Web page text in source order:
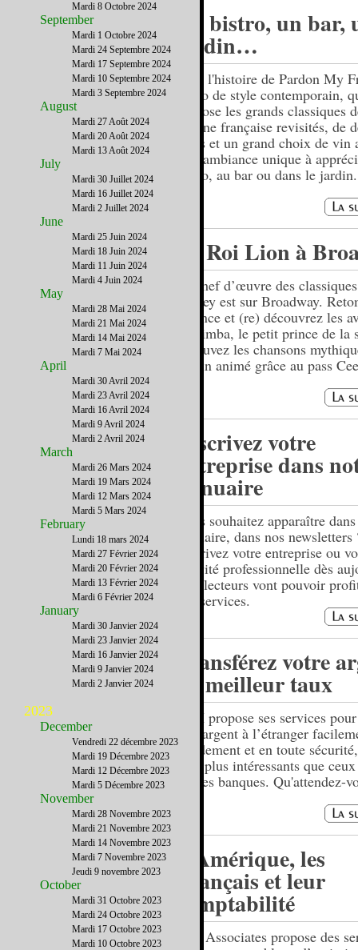
Un bistro, un bar,
jardin…
C'est l'histoire de Pardon My
bistro de style contemporain,
propose les grands classiques
cuisine française revisités, de
tapas et un grand choix de vin
Une ambiance unique à
bistro, au bar ou dans le jardin.
Le Roi Lion à
Le chef d’œuvre des
Disney est sur Broadway.
enfance et (re) découvrez les
de Simba, le petit prince de la
retrouvez les chansons
dessin animé grâce au pass
Inscrivez votre
entreprise dans
annuaire
Vous souhaitez apparaître
annuaire, dans nos newsletters
Inscrivez votre entreprise ou
activité professionnelle dès
Nos lecteurs vont pouvoir
vos services.
Transférez votre
au meilleur taux
OFX propose ses services
de l’argent à l’étranger
rapidement et en toute
taux plus intéressants que
par les banques. Qu'attendez-
L’Amérique, les
Français et leur
comptabilité
Jade Associates propose des
Mardi 8 Octobre 2024
September
Mardi 1 Octobre 2024
Mardi 24 Septembre 2024
Mardi 17 Septembre 2024
Mardi 10 Septembre 2024
Mardi 3 Septembre 2024
August
Mardi 27 Août 2024
Mardi 20 Août 2024
Mardi 13 Août 2024
July
Mardi 30 Juillet 2024
Mardi 16 Juillet 2024
Mardi 2 Juillet 2024
June
Mardi 25 Juin 2024
Mardi 18 Juin 2024
Mardi 11 Juin 2024
Mardi 4 Juin 2024
May
Mardi 28 Mai 2024
Mardi 21 Mai 2024
Mardi 14 Mai 2024
Mardi 7 Mai 2024
April
Mardi 30 Avril 2024
Mardi 23 Avril 2024
Mardi 16 Avril 2024
Mardi 9 Avril 2024
Mardi 2 Avril 2024
March
Mardi 26 Mars 2024
Mardi 19 Mars 2024
Mardi 12 Mars 2024
Mardi 5 Mars 2024
February
Lundi 18 mars 2024
Mardi 27 Février 2024
Mardi 20 Février 2024
Mardi 13 Février 2024
Mardi 6 Février 2024
January
Mardi 30 Janvier 2024
Mardi 23 Janvier 2024
Mardi 16 Janvier 2024
Mardi 9 Janvier 2024
Mardi 2 Janvier 2024
2023
December
Vendredi 22 décembre 2023
Mardi 19 Décembre 2023
Mardi 12 Décembre 2023
Mardi 5 Décembre 2023
November
Mardi 28 Novembre 2023
Mardi 21 Novembre 2023
Mardi 14 Novembre 2023
Mardi 7 Novembre 2023
Jeudi 9 novembre 2023
October
Mardi 31 Octobre 2023
Mardi 24 Octobre 2023
Mardi 17 Octobre 2023
Mardi 10 Octobre 2023